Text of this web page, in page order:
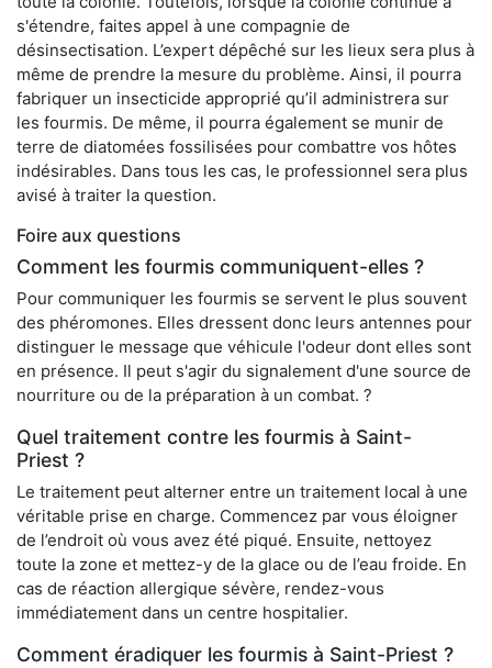
s'étendre, faites appel à une compagnie de
désinsectisation. L’expert dépêché sur les lieux sera plus à
même de prendre la mesure du problème. Ainsi, il pourra
fabriquer un insecticide approprié qu’il administrera sur
les fourmis. De même, il pourra également se munir de
terre de diatomées fossilisées pour combattre vos hôtes
indésirables. Dans tous les cas, le professionnel sera plus
avisé à traiter la question.
Foire aux questions
Comment les fourmis communiquent-elles ?
Pour communiquer les fourmis se servent le plus souvent
des phéromones. Elles dressent donc leurs antennes pour
distinguer le message que véhicule l'odeur dont elles sont
en présence. Il peut s'agir du signalement d'une source de
nourriture ou de la préparation à un combat. ?
Quel traitement contre les fourmis à Saint-
Priest ?
Le traitement peut alterner entre un traitement local à une
véritable prise en charge. Commencez par vous éloigner
de l’endroit où vous avez été piqué. Ensuite, nettoyez
toute la zone et mettez-y de la glace ou de l’eau froide. En
cas de réaction allergique sévère, rendez-vous
immédiatement dans un centre hospitalier.
Comment éradiquer les fourmis à Saint-Priest ?